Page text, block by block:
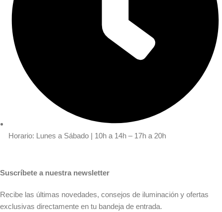
Horario: Lunes a Sábado | 10h a 14h – 17h a 20h
Suscríbete a nuestra newsletter
Recibe las últimas novedades, consejos de iluminación y ofertas
exclusivas directamente en tu bandeja de entrada.